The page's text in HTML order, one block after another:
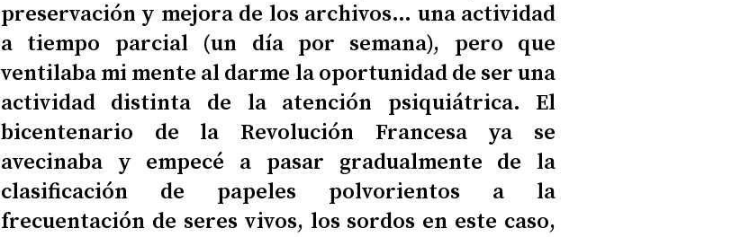
preservación y mejora de los archivos… una actividad
a tiempo parcial (un día por semana), pero que
ventilaba mi mente al darme la oportunidad de ser una
actividad distinta de la atención psiquiátrica. El
bicentenario de la Revolución Francesa ya se
avecinaba y empecé a pasar gradualmente de la
clasificación de papeles polvorientos a la
frecuentación de seres vivos, los sordos en este caso,